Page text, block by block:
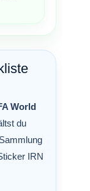
World
du
IRN